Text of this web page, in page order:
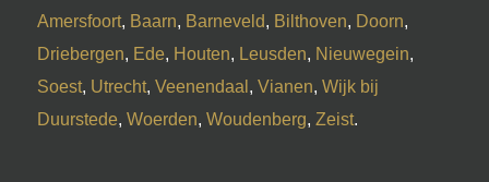
Amersfoort, Baarn, Barneveld, Bilthoven, Doorn,
Driebergen, Ede, Houten, Leusden, Nieuwegein,
Soest, Utrecht, Veenendaal , Vianen, Wijk bij
Duurstede, Woerden, Woudenberg, Zeist.